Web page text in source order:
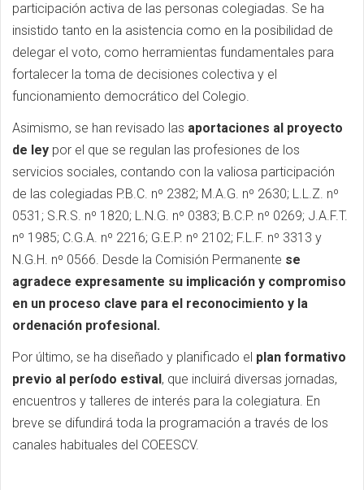
participación activa de las personas colegiadas. Se ha
insistido tanto en la asistencia como en la posibilidad de
delegar el voto, como herramientas fundamentales para
fortalecer la toma de decisiones colectiva y el
funcionamiento democrático del Colegio.
Asimismo, se han revisado las aportaciones al proyecto
de ley por el que se regulan las profesiones de los
servicios sociales, contando con la valiosa participación
de las colegiadas P.B.C. nº 2382; M.A.G. nº 2630; L.L.Z. nº
0531; S.R.S. nº 1820; L.N.G. nº 0383; B.C.P. nº 0269; J.A.F.T.
nº 1985; C.G.A. nº 2216; G.E.P. nº 2102; F.L.F. nº 3313 y
N.G.H. nº 0566. Desde la Comisión Permanente se
agradece expresamente su implicación y compromiso
en un proceso clave para el reconocimiento y la
ordenación profesional.
Por último, se ha diseñado y planificado el plan formativo
previo al período estival, que incluirá diversas jornadas,
encuentros y talleres de interés para la colegiatura. En
breve se difundirá toda la programación a través de los
canales habituales del COEESCV.